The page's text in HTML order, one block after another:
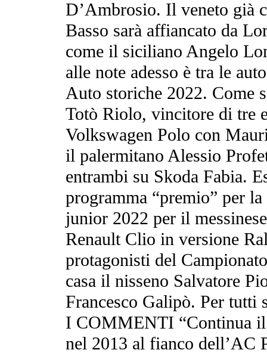
D’Ambrosio. Il veneto già
Basso sarà affiancato da
come il siciliano Angelo
alle note adesso è tra le
Auto storiche 2022. Come
Totò Riolo, vincitore di tre
Volkswagen Polo con
il palermitano Alessio
entrambi su Skoda Fabia.
programma “premio” per
junior 2022 per il
Renault Clio in versione
protagonisti del
casa il nisseno Salvatore
Francesco Galipò. Per tutti
I COMMENTI “Continua
nel 2013 al fianco dell’AC